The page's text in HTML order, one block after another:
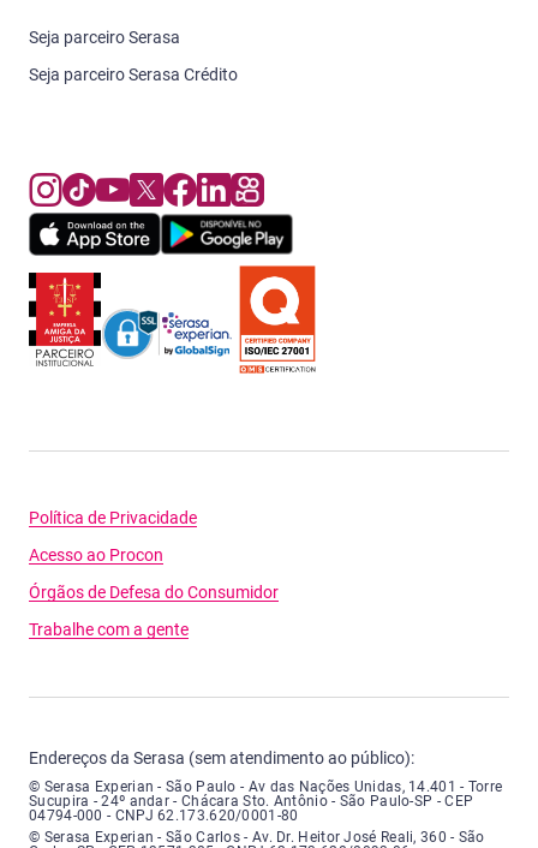
Seja parceiro Serasa
Seja parceiro Serasa Crédito
Política de Privacidade
Acesso ao Procon
Órgãos de Defesa do Consumidor
Trabalhe com a gente
Endereços da Serasa (sem atendimento ao público):
Serasa Experian - São Paulo - Endereço: Avenida das Nações Unidas,
© Serasa Experian - São Paulo - Av das Nações Unidas, 14.401 - Torre
Sucupira - 24º andar - Chácara Sto. Antônio - São Paulo-SP - CEP
04794-000 - CNPJ 62.173.620/0001-80
Serasa Experian - São Carlos - Endereço: Avenida Doutor Heitor José
© Serasa Experian - São Carlos - Av. Dr. Heitor José Reali, 360 - São